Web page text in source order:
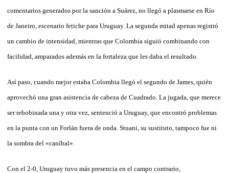
comentarios generados por la sanción a Suárez, no llegó a plasmarse en Río
de Janeiro, escenario fetiche para Uruguay. La segunda mitad apenas registró
un cambio de intensidad, mientras que Colombia siguió combinando con
facilidad, amparados además en la fortaleza que les daba el resultado.
Así paso, cuando mejor estaba Colombia llegó el segundo de James, quién
aprovechó una gran asistencia de cabeza de Cuadrado. La jugada, que merece
ser rebobinada una y otra vez, sentenció a Uruguay, que encontró problemas
en la punta con un Forlán fuera de onda. Stuani, su sustituto, tampoco fue ni
la sombra del «caníbal».
Con el 2-0, Uruguay tuvo más presencia en el campo contrario,